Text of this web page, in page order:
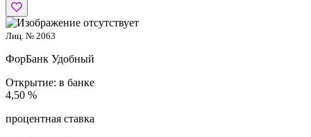
Лиц. № 2063
ФорБанк Удобный
Открытие: в банке
4,50 %
процентная ставка